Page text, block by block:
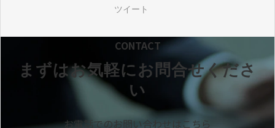
る安全配慮義務｜熱中症リスク対策
次の記事
省エネ基準適合義務化で何が変わっ
た？既存施設の空調設備見直しポイン
トを解説